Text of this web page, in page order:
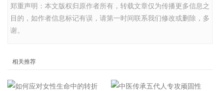
郑重声明：本文版权归原作者所有，转载文章仅为传播更多信息之
目的，如作者信息标记有误，请第一时间联系我们修改或删除，多
谢。
相关推荐